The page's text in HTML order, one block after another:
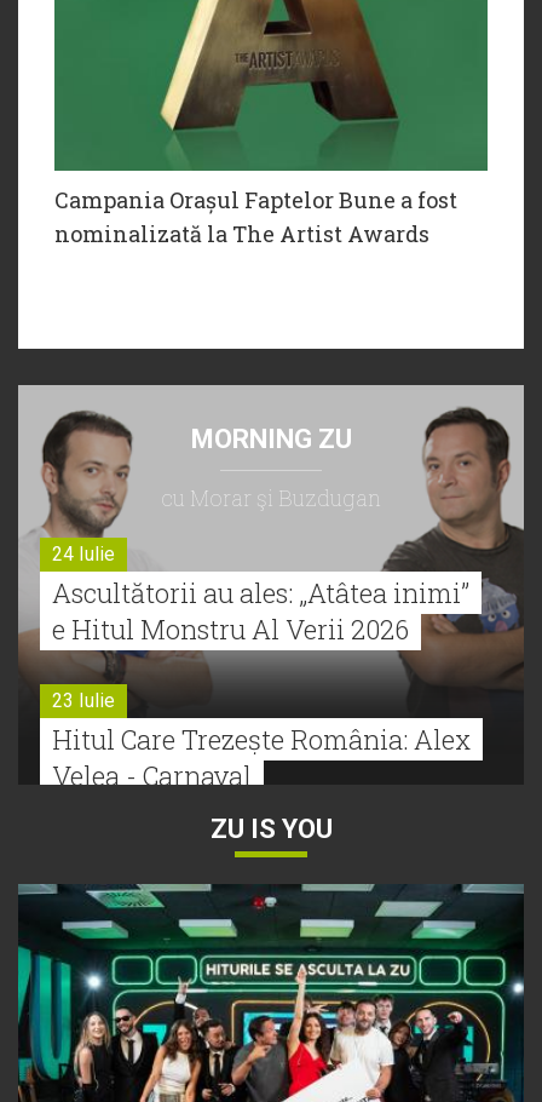
Campania Orașul Faptelor Bune a fost
nominalizată la The Artist Awards
MORNING ZU
cu Morar şi Buzdugan
24 Iulie
Ascultătorii au ales: „Atâtea inimi”
e Hitul Monstru Al Verii 2026
23 Iulie
Hitul Care Trezește România: Alex
Velea - Carnaval
Bătălie strânsă la Hitul Monstru Al
Verii: Cabron versus Faydee
21 Iulie
Dă volumul mai tare! Cabron vine
cu Hitul Monstru al Verii
ZU IS YOU